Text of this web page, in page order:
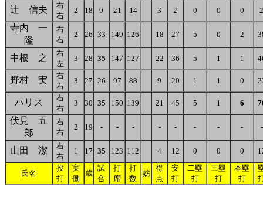
辻 信夫
右
右
2 18 9 21 14 3 2 0 0 0 2
寺内 一
隆
右
右
2 26 33 149 126 18 27 5 0 2
中根 之
右
左
3 28 35 147 127 22 36 5 1 1
野村 実
右
右
3 27 26 97 88 9 20 1 1 0
ハリス
右
右
3 30 35 150 139 21 45 5 1 6
伏見 五
郎
右
右
2 19 - - - - - - - - -
山田 潔
右
右
1 17 35 123 112 4 12 0 0 0
氏名
投
打
実
働
歳
試
合
打
席
打
数
妨
得
点
安
打
二塁
打
三塁
打
本塁
打